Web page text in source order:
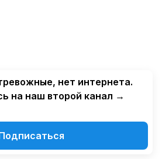
нет интернета.
на наш второй канал →